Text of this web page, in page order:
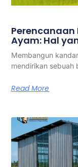
Ayam: Hal
Membangun
mendirikan sebuah
Read More